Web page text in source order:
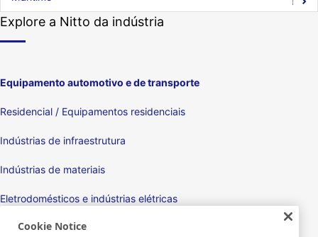
Explore a Nitto da indústria
Equipamento automotivo e de transporte
Residencial / Equipamentos residenciais
Indústrias de infraestrutura
Indústrias de materiais
Eletrodomésticos e indústrias elétricas
Monitores
Cookie Notice